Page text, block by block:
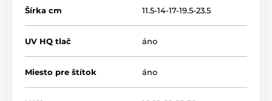
Šírka cm 11.5-14-17-19.5-23.5
UV HQ tlač áno
Miesto pre štítok áno